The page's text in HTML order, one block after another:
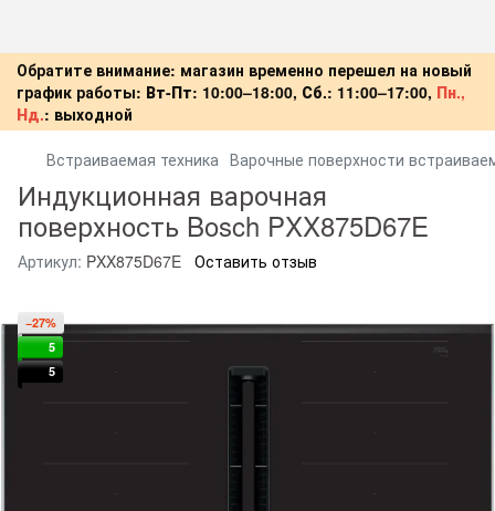
Обратите внимание: магазин временно перешел на новый
график работы: Вт-Пт: 10:00–18:00, Сб.: 11:00–17:00, Пн.,
Нд.: выходной
Встраиваемая техника Варочные поверхности
Индукционная варочная
поверхность Bosch PXX875D67E
Артикул: PXX875D67E Оставить отзыв
−27%
5
5